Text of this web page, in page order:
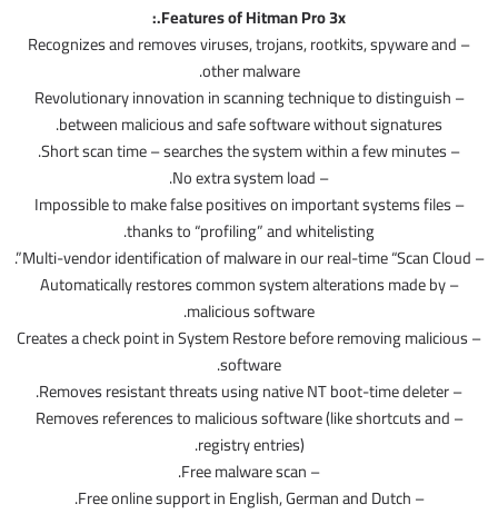
Features of Hitman Pro 3x.:
– Recognizes and removes viruses, trojans, rootkits, spyware and
other malware.
– Revolutionary innovation in scanning technique to distinguish
between malicious and safe software without signatures.
– Short scan time – searches the system within a few minutes.
– No extra system load.
– Impossible to make false positives on important systems files
thanks to “profiling” and whitelisting.
– Multi-vendor identification of malware in our real-time “Scan Cloud”.
– Automatically restores common system alterations made by
malicious software.
– Creates a check point in System Restore before removing malicious
software.
– Removes resistant threats using native NT boot-time deleter.
– Removes references to malicious software (like shortcuts and
registry entries).
– Free malware scan.
– Free online support in English, German and Dutch.